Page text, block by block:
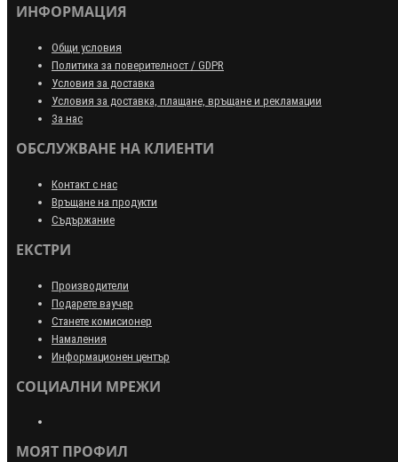
ИНФОРМАЦИЯ
Общи условия
Политика за поверителност / GDPR
Условия за доставка
Условия за доставка, плащане, връщане и рекламации
За нас
ОБСЛУЖВАНЕ НА КЛИЕНТИ
Контакт с нас
Връщане на продукти
Съдържание
ЕКСТРИ
Производители
Подарете ваучер
Станете комисионер
Намаления
Информационен център
СОЦИАЛНИ МРЕЖИ
МОЯТ ПРОФИЛ